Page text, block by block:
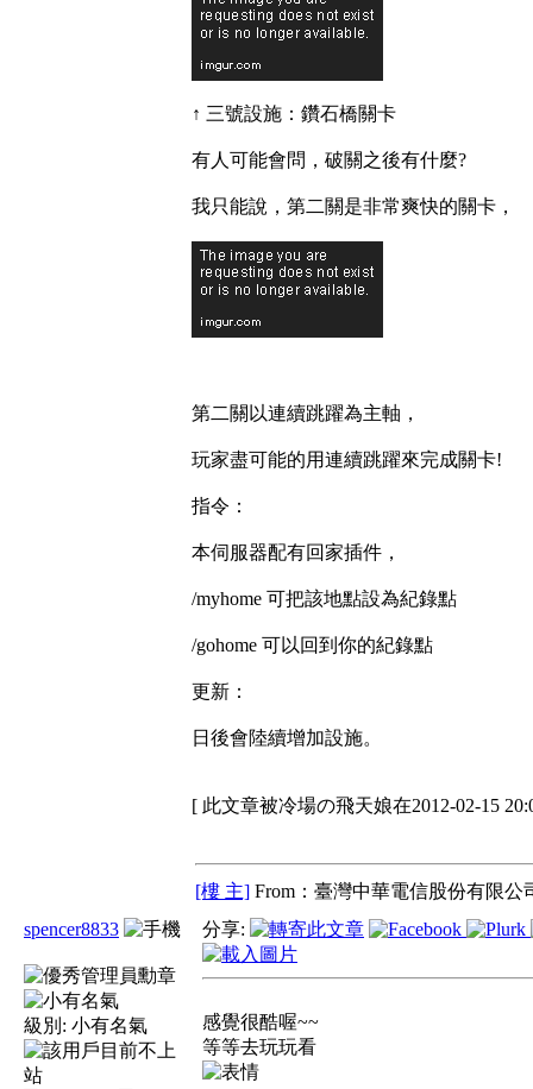
↑ 三號設施：鑽石橋關卡
有人可能會問，破關之後有什麼?
我只能說，第二關是非常爽快的關卡，
第二關以連續跳躍為主軸，
玩家盡可能的用連續跳躍來完成關卡!
指令：
本伺服器配有回家插件，
/myhome 可把該地點設為紀錄點
/gohome 可以回到你的紀錄點
更新：
日後會陸續增加設施。
[ 此文章被冷場の飛天娘在2012-02-15
[樓 主] From：臺灣中華電信股份有限公
spencer8833
級別: 小有名氣
分享:
感覺很酷喔~~
等等去玩玩看